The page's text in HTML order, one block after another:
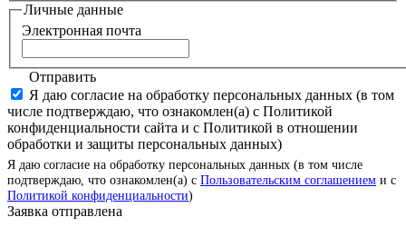
Личные данные
Электронная почта
Отправить
Я даю согласие на обработку персональных данных (в том
числе подтверждаю, что ознакомлен(а) с Политикой
конфиденциальности сайта и с Политикой в отношении
обработки и защиты персональных данных)
Я даю согласие на обработку персональных данных (в том числе
подтверждаю, что ознакомлен(а) с Пользовательским соглашением и с
Политикой конфиденциальности)
Заявка отправлена